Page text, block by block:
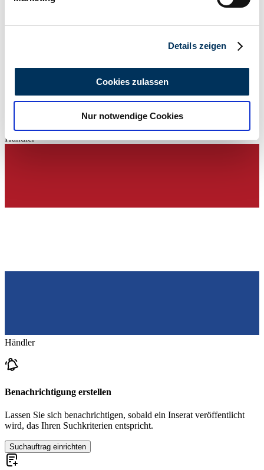
Erfahren Sie mehr darüber, wie Ihre persönlichen Daten
analysieren. Außerdem geben wir Informationen zu Ihrer
Verwendung unserer Website an unsere Partner für
soziale Medien, Werbung und Analysen weiter. Unsere
Partner führen diese Informationen möglicherweise mit
Details zeigen
Cookies zulassen
Nur notwendige Cookies
Händler
Händler
Benachrichtigung erstellen
Lassen Sie sich benachrichtigen, sobald ein Inserat veröffentlicht
wird, das Ihren Suchkriterien entspricht.
Suchauftrag einrichten